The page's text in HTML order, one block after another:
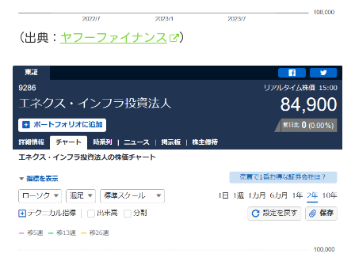
（出典： ヤフーファイナンス ）